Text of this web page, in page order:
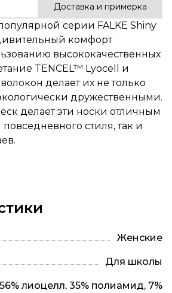
Доставка и примерка
серии FALKE Shiny
комфорт
высококачественных
TENCEL™ Lyocell и
делает их не только
дружественными.
делает эти носки отличным
стиля, так и
Женские
Для школы
56% лиоцелл, 35% полиамид, 7%